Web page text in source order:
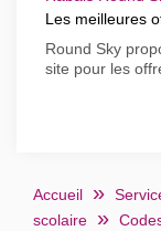
Les meilleures
Round Sky
site pour les
Accueil
scolaire